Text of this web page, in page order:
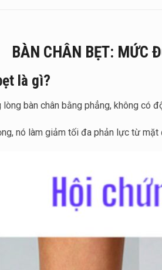
BÀN CHÂN BẸT: MỨC
là gì?
bàn chân bằng phẳng, không có
nó làm giảm tối đa phản lực từ